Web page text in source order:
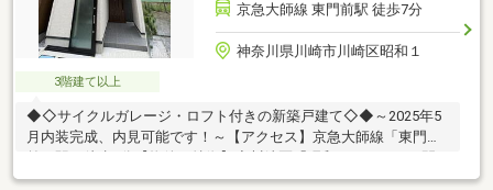
京急大師線 東門前駅 徒歩7分
神奈川県川崎市川崎区昭和１
3階建て以上
◆◇サイクルガレージ・ロフト付きの新築戸建て◇◆～2025年5
月内装完成、内見可能です！～【アクセス】京急大師線「東門
静な住宅街！◆耐震等級：3等級！◆間取りは、2ＬＤＫ＋S＋サ